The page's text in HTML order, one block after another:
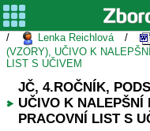
/ Lenka Reichlová /
(VZORY), UČIVO K
LIST S UČIVEM
JČ, 4.ROČNÍK,
UČIVO K NALEPŠNÍ
PRACOVNÍ LIST S